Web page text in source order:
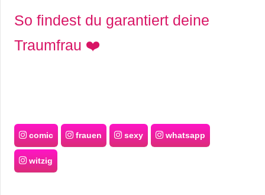
So findest du garantiert deine
Traumfrau ❤️
comic frauen sexy whatsapp
witzig